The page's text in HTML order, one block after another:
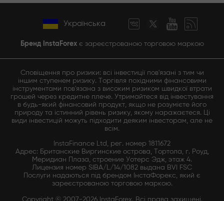
Українська
Бренд InstaForexє зареєстрованою торговою маркою
Сповіщення про ризики: всі інвестиції пов'язані з тим чи
іншим ступенем ризику. Торгівля похідними фінансовими
інструментами пов'язана з високим ризиком швидкої втрати
грошей через кредитне плече. Утримайтеся від інвестування
в будь-який фінансовий продукт, якщо не розумієте його
природу та істинний рівень ризику, якому наражаєтеся. Ці
види інвестицій можуть підходити деяким інвесторам, але не
всім.
InstaFinance Ltd, рег. номер 1811672
Адрес: Британские Виргинские острова, Тортола, г. Роуд,
Меридиан Плаза, строение Уотерс Эдж, этаж 4.
Лицензия номер SIBA/L/14/1082 выдана BVI FSC
Послуги надаються під брендом ІнстаФорекс, який є
зареєстрованою торговою маркою.
Copyright © 2007-2026 InstaForex. Всі права захищені.